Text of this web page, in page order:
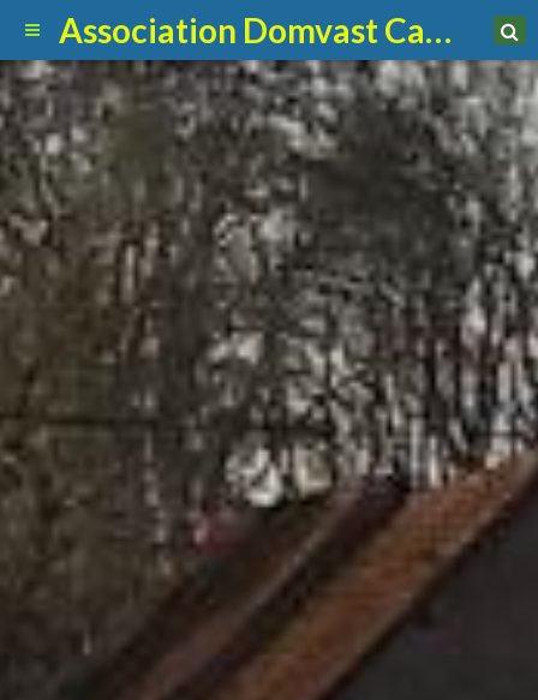
Association Domvast Canin Club